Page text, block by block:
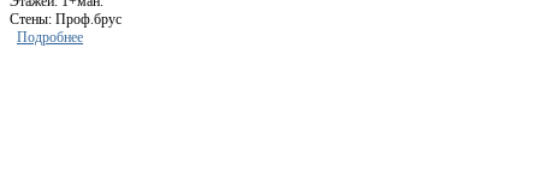
Стены: Проф.брус
Подробнее